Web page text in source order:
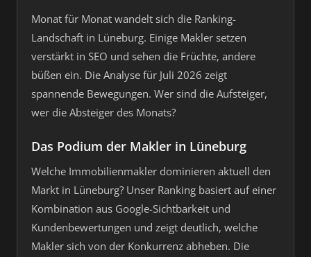
Monat für Monat wandelt sich die Ranking-
Landschaft in Lüneburg. Einige Makler setzen
verstärkt in SEO und sehen die Früchte, andere
büßen ein. Die Analyse für Juli 2026 zeigt
spannende Bewegungen. Wer sind die Aufsteiger,
wer die Absteiger des Monats?
Das Podium der Makler in Lüneburg
Welche Immobilienmakler dominieren aktuell den
Markt in Lüneburg? Unser Ranking basiert auf einer
Kombination aus Google-Sichtbarkeit und
Kundenbewertungen und zeigt deutlich, welche
Makler sich von der Konkurrenz abheben. Die